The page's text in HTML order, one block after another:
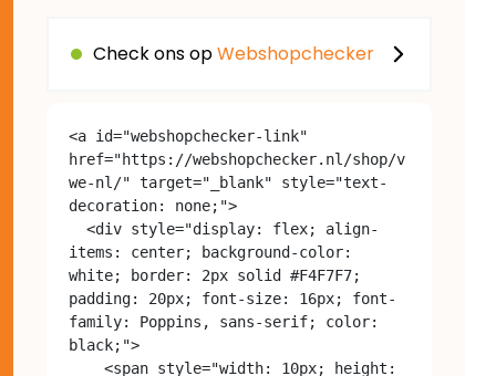
Check ons opWebshopchecker
<a id="webshopchecker-link"
href="https://webshopchecker.nl/shop/v
we-nl/" target="_blank" style="text-
decoration: none;">
items: center; background-color:
white; border: 2px solid #F4F7F7;
padding: 20px; font-size: 16px; font-
family: Poppins, sans-serif; color:
black;">